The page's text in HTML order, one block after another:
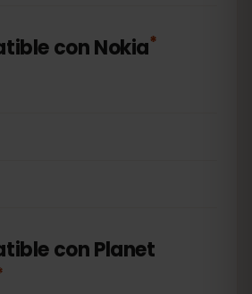
conNokia*
conPlanet